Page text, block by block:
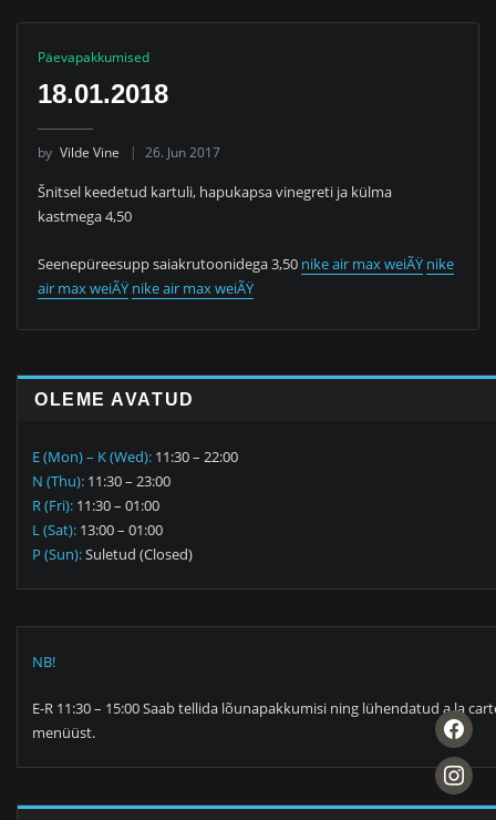
Päevapakkumised
18.01.2018
by Vilde Vine 26. Jun 2017
Šnitsel keedetud kartuli, hapukapsa vinegreti ja külma
kastmega 4,50
Seenepüreesupp saiakrutoonidega 3,50 nike air max weiÃŸ nike
air max weiÃŸ nike air max weiÃŸ
OLEME AVATUD
E (Mon) – K (Wed): 11:30 – 22:00
N (Thu): 11:30 – 23:00
R (Fri): 11:30 – 01:00
L (Sat): 13:00 – 01:00
P (Sun):Suletud (Closed)
NB!
E-R 11:30 – 15:00 Saab tellida lõunapakkumisi ning lühendatud a la
menüüst.
facebook